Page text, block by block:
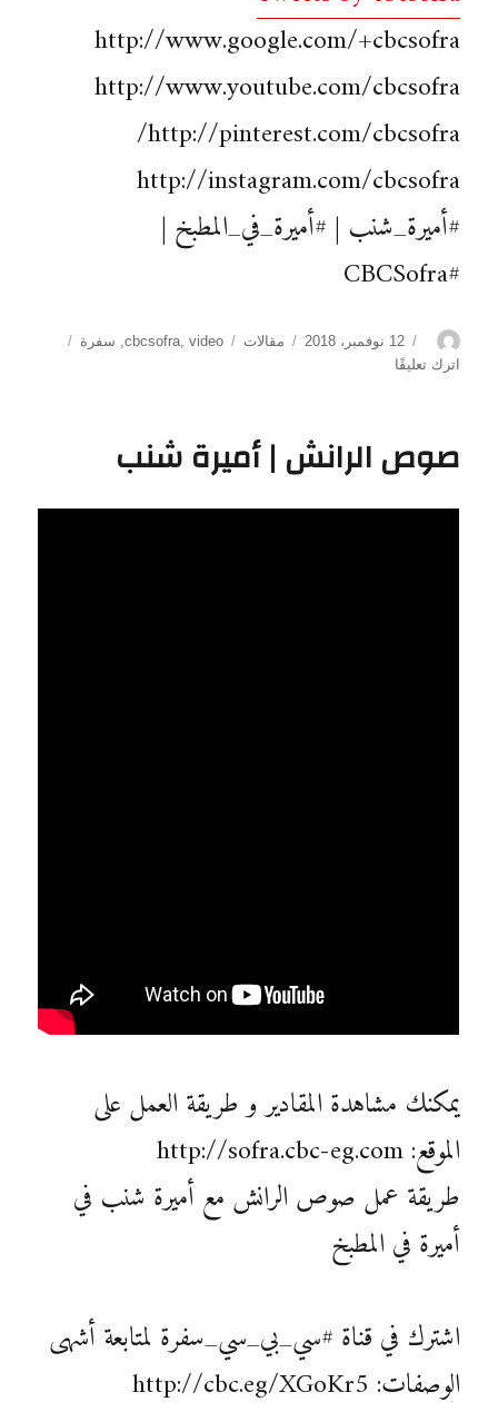
http://www.google.com/+cbcsofra
http://www.youtube.com/cbcsofra
http://pinterest.com/cbcsofra/
http://instagram.com/cbcsofra
#أميرة_شنب | #أميرة_في_المطبخ |
#CBCSofra
الكاتبنُشرت
في
12 نوفمبر، 2018 التصنيفات
مقالات الوسومcbcsofra, video
, سفرة
اترك تعليقًا
صوص
|
صوص الرانش | أميرة شنب
يمكنك مشاهدة المقادير و طريقة العمل على
الموقع: http://sofra.cbc-eg.com
طريقة عمل صوص الرانش مع أميرة شنب في
أميرة في المطبخ
اشترك في قناة #سي_بي_سي_سفرة لمتابعة أشهى
الوصفات: http://cbc.eg/XGoKr5